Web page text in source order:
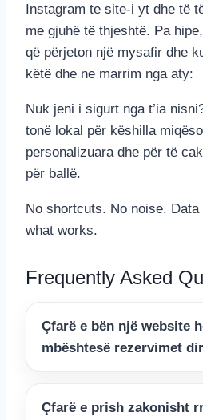
Instagram te site-i yt dhe të
me gjuhë të thjeshtë. Pa
që përjeton një mysafir dhe
këtë dhe ne marrim nga aty:
Nuk jeni i sigurt nga t’ia
tonë lokal për këshilla
personalizuara dhe për të
për ballë.
No shortcuts. No noise.
what works.
Frequently Asked
Çfarë e bën një website
mbështesë rezervimet
Çfarë e prish zakonisht